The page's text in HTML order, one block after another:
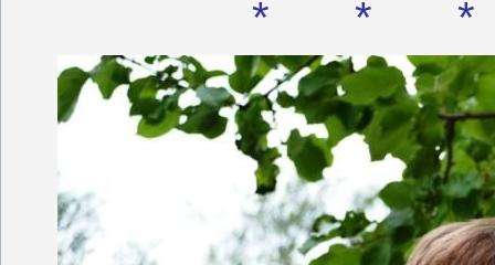
* * *